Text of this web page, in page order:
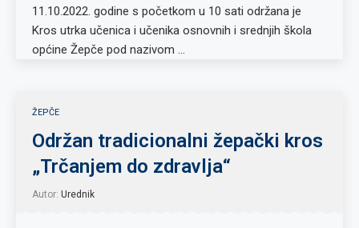
11.10.2022. godine s početkom u 10 sati održana je
Kros utrka učenica i učenika osnovnih i srednjih škola
općine Žepče pod nazivom …
ŽEPČE
Održan tradicionalni žepački kros
„Trčanjem do zdravlja“
Autor: Urednik